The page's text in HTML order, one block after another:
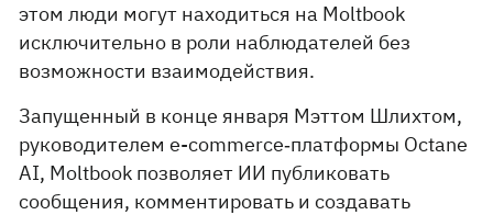
этом люди могут находиться на Moltbook
исключительно в роли наблюдателей без
возможности взаимодействия.
Запущенный в конце января Мэттом Шлихтом,
руководителем e-commerce‑платформы Octane
AI, Moltbook позволяет ИИ публиковать
сообщения, комментировать и создавать